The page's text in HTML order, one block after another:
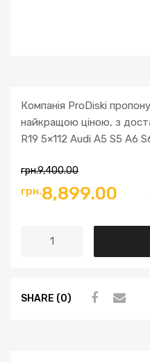
Компанія ProDiski
найкращою ціною, з
R19 5×112 Audi A5 S5 A6
грн.9,400.00
грн.8,899.00
SHARE (0)